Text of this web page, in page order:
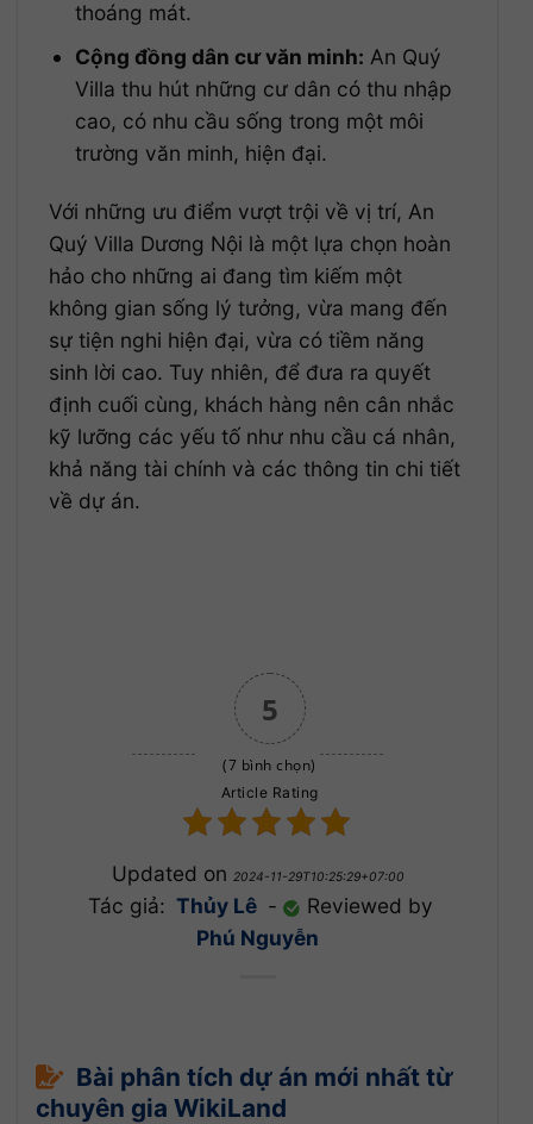
thoáng mát.
Cộng đồng dân cư văn minh: An Quý
Villa thu hút những cư dân có thu nhập
cao, có nhu cầu sống trong một môi
trường văn minh, hiện đại.
Với những ưu điểm vượt trội về vị trí, An
Quý Villa Dương Nội là một lựa chọn hoàn
hảo cho những ai đang tìm kiếm một
không gian sống lý tưởng, vừa mang đến
sự tiện nghi hiện đại, vừa có tiềm năng
sinh lời cao. Tuy nhiên, để đưa ra quyết
định cuối cùng, khách hàng nên cân nhắc
kỹ lưỡng các yếu tố như nhu cầu cá nhân,
khả năng tài chính và các thông tin chi tiết
về dự án.
5
(7 bình chọn)
Article Rating
Updated on 2024-11-29T10:25:29+07:00
Tác giả: Thủy Lê -
Reviewed by
Phú Nguyễn
Bài phân tích dự án mới nhất từ
chuyên gia WikiLand